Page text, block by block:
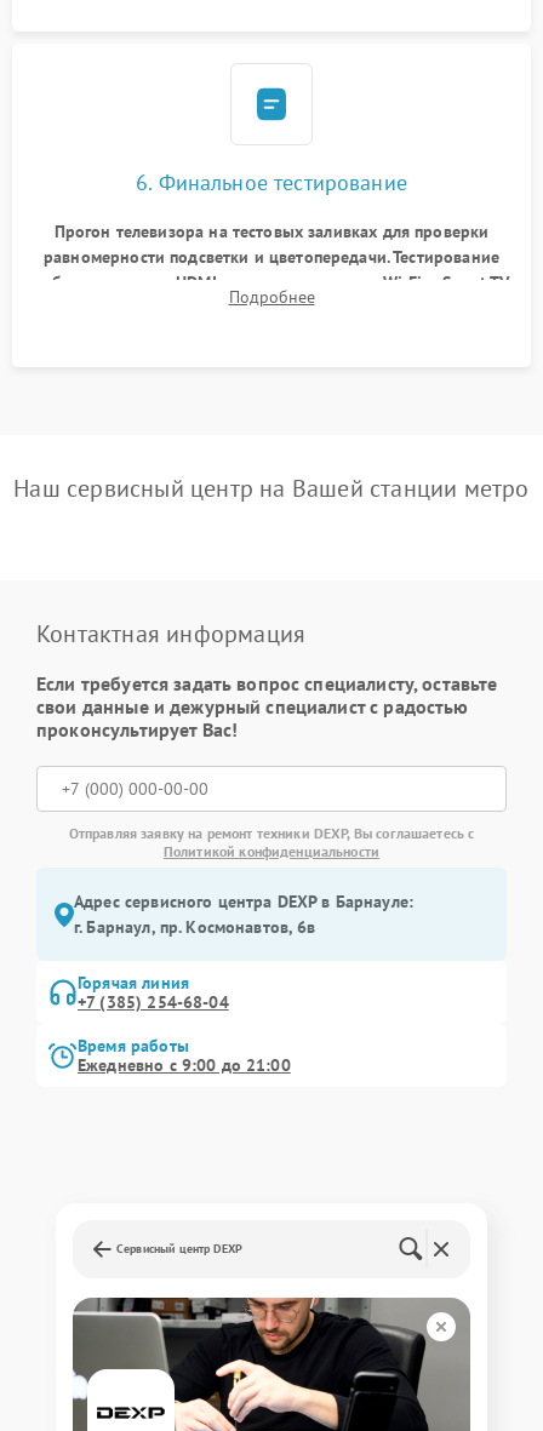
6. Финальное тестирование
Прогон телевизора на тестовых заливках для проверки
равномерности подсветки и цветопередачи. Тестирование
работы разъемов HDMI, динамиков, модуля Wi-Fi и Smart TV
в рабочем режиме в течение нескольких часов.
Подробнее
Наш сервисный центр на Вашей станции метро
Контактная информация
Если требуется задать вопрос специалисту, оставьте
свои данные и дежурный специалист с радостью
проконсультирует Вас!
Отправляя заявку на ремонт техники DEXP, Вы соглашаетесь с
Политикой конфиденциальности
Адрес сервисного центра DEXP в Барнауле:
г. Барнаул, ​пр. Космонавтов, 6в
Горячая линия
+7 (385) 254-68-04
Время работы
Ежедневно с 9:00 до 21:00
Сервисный центр DEXP